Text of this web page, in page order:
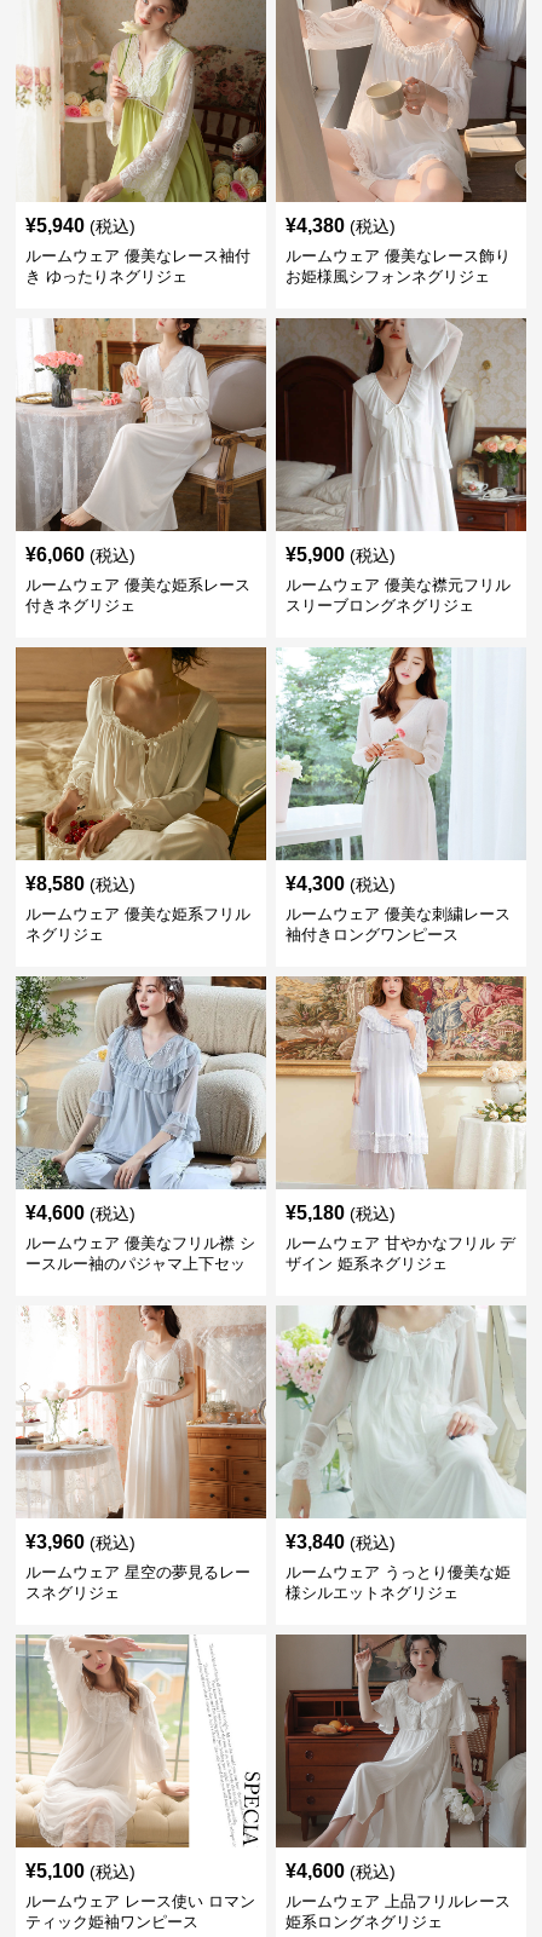
¥5,940 (税込)
ルームウェア 優美なレース袖付
き ゆったりネグリジェ
¥4,380 (税込)
ルームウェア 優美なレース飾り
お姫様風シフォンネグリジェ
¥6,060 (税込)
ルームウェア 優美な姫系レース
付きネグリジェ
¥5,900 (税込)
ルームウェア 優美な襟元フリル
スリーブロングネグリジェ
¥8,580 (税込)
ルームウェア 優美な姫系フリル
ネグリジェ
¥4,300 (税込)
ルームウェア 優美な刺繍レース
袖付きロングワンピース
¥4,600 (税込)
ルームウェア 優美なフリル襟 シ
ースルー袖のパジャマ上下セッ
¥5,180 (税込)
ルームウェア 甘やかなフリル デ
ザイン 姫系ネグリジェ
¥3,960 (税込)
ルームウェア 星空の夢見るレー
スネグリジェ
¥3,840 (税込)
ルームウェア うっとり優美な姫
様シルエットネグリジェ
¥5,100 (税込)
ルームウェア レース使い ロマン
ティック姫袖ワンピース
¥4,600 (税込)
ルームウェア 上品フリルレース
姫系ロングネグリジェ